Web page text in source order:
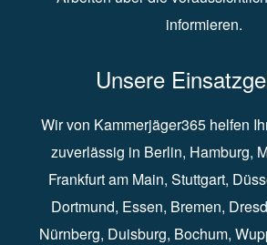
informieren.
Unsere
Wir von Kammerjäger365 helfen
zuverlässig in Berlin⁠, Hamburg⁠,
Frankfurt am Main⁠, Stuttgart⁠,
Dortmund⁠, Essen⁠, Bremen⁠,
Nürnberg⁠, Duisburg⁠⁠, Bochum⁠,